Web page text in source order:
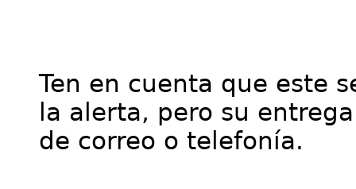
Ten en cuenta que este
la alerta, pero su
de correo o telefonía.